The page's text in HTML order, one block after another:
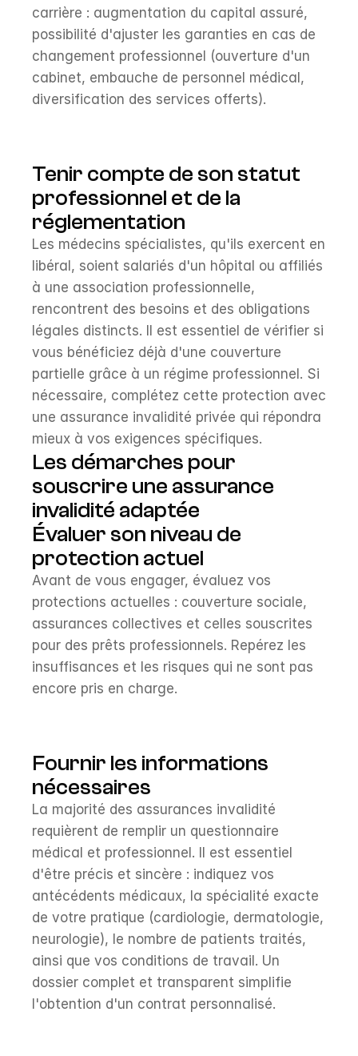
carrière : augmentation du capital assuré,
possibilité d'ajuster les garanties en cas de
changement professionnel (ouverture d'un
cabinet, embauche de personnel médical,
diversification des services offerts).
Tenir compte de son statut
professionnel et de la
réglementation
Les médecins spécialistes, qu'ils exercent en
libéral, soient salariés d'un hôpital ou affiliés
à une association professionnelle,
rencontrent des besoins et des obligations
légales distincts. Il est essentiel de vérifier si
vous bénéficiez déjà d'une couverture
partielle grâce à un régime professionnel. Si
nécessaire, complétez cette protection avec
une assurance invalidité privée qui répondra
mieux à vos exigences spécifiques.
Les démarches pour
souscrire une assurance
invalidité adaptée
Évaluer son niveau de
protection actuel
Avant de vous engager, évaluez vos
protections actuelles : couverture sociale,
assurances collectives et celles souscrites
pour des prêts professionnels. Repérez les
insuffisances et les risques qui ne sont pas
encore pris en charge.
Fournir les informations
nécessaires
La majorité des assurances invalidité
requièrent de remplir un questionnaire
médical et professionnel. Il est essentiel
d'être précis et sincère : indiquez vos
antécédents médicaux, la spécialité exacte
de votre pratique (cardiologie, dermatologie,
neurologie), le nombre de patients traités,
ainsi que vos conditions de travail. Un
dossier complet et transparent simplifie
l'obtention d'un contrat personnalisé.